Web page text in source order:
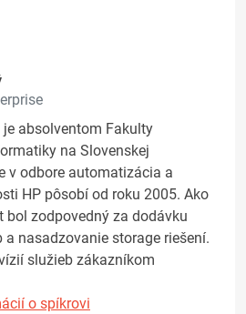
absolventom Fakulty
na Slovenskej
v odbore automatizácia a
HP pôsobí od roku 2005. Ako
bol zodpovedný za dodávku
nasadzovanie storage riešení.
služieb zákazníkom
o spíkrovi